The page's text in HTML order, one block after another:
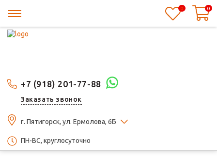
+7 (918) 201-77-88
Заказать звонок
г. Пятигорск, ул. Ермолова, 6Б
ПН-ВС, круглосуточно
0 0